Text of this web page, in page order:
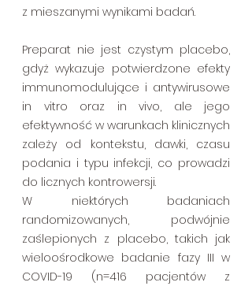
z mieszanymi wynikami badań.
Preparat nie jest czystym placebo,
gdyż wykazuje potwierdzone efekty
immunomodulujące i antywirusowe
in vitro oraz in vivo, ale jego
efektywność w warunkach klinicznych
zależy od kontekstu, dawki, czasu
podania i typu infekcji, co prowadzi
do licznych kontrowersji.
W niektórych badaniach
randomizowanych, podwójnie
zaślepionych z placebo, takich jak
wieloośrodkowe badanie fazy III w
COVID-19 (n=416 pacjentów z